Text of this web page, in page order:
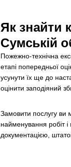
Як знайти
Сумській
Пожежно-технічна
етапі попередньої
усунути їх ще до
оцінити заподіяний
Замовити послугу ви
найменування робіт
документацією,